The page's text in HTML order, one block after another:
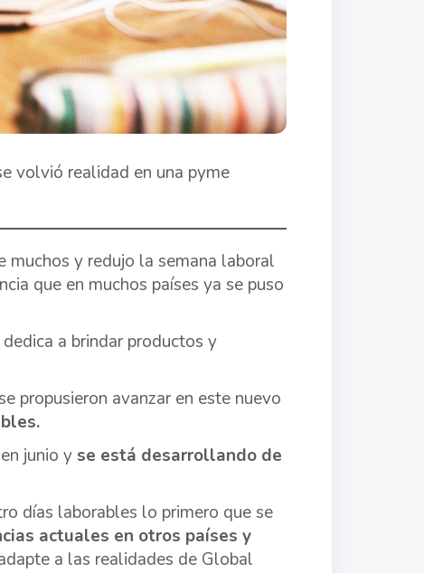
volvió realidad en una pyme
muchos y redujo la semana laboral
que en muchos países ya se puso
a brindar productos y
propusieron avanzar en este nuevo
junio y se está desarrollando de
días laborables lo primero que se
actuales en otros países y
a las realidades de Global